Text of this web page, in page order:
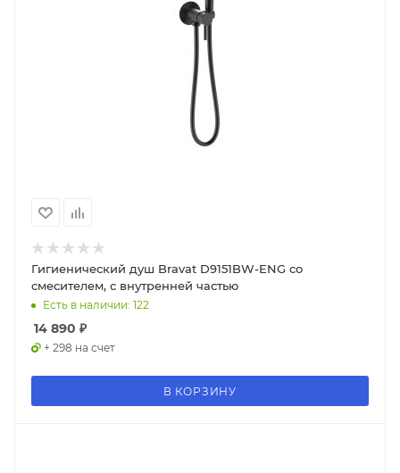
Гигиенический душ Bravat D9151BW-ENG со
смесителем, с внутренней частью
Есть в наличии: 122
14 890 ₽
+ 298 на счет
В КОРЗИНУ